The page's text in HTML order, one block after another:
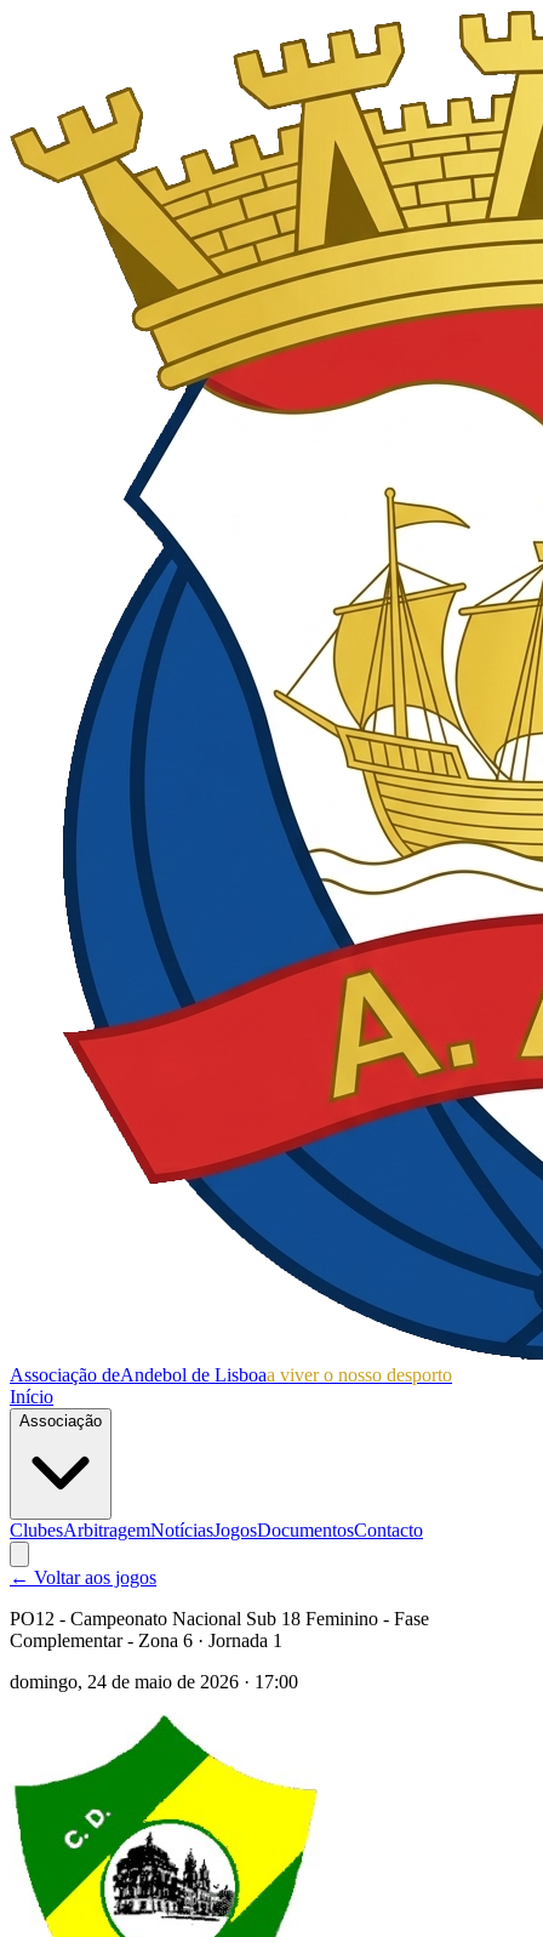
Associação deAndebol de Lisboaa viver o nosso desporto
Início
Associação
ClubesArbitragemNotíciasJogosDocumentosContacto
← Voltar aos jogos
PO12 - Campeonato Nacional Sub 18 Feminino - Fase
Complementar - Zona 6 · Jornada 1
domingo, 24 de maio de 2026 · 17:00